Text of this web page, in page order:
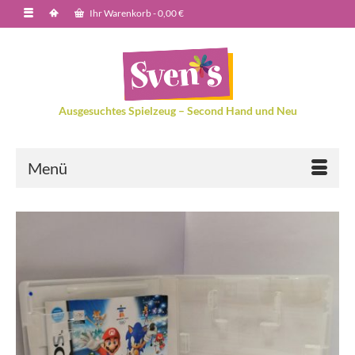
Ihr Warenkorb-0,00€
Ausgesuchtes Spielzeug – Second Hand und Neu
Menü